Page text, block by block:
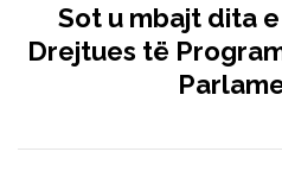
Sot u mbajt dita
Drejtues të